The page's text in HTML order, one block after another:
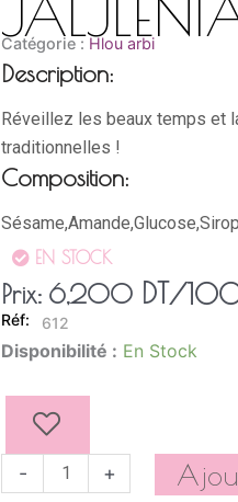
Catégorie : Hlou arbi
Description:
Réveillez les beaux temps et
traditionnelles !
Composition:
EN STOCK
Prix: 6,200 DT/
612
Disponibilité : En Stock
-
quantité
JALJLENIA
AMANDES
+